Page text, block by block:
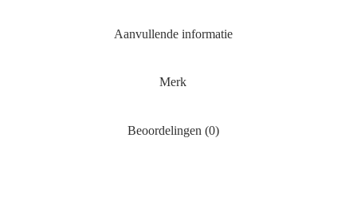
Aanvullende informatie
Merk
Beoordelingen (0)